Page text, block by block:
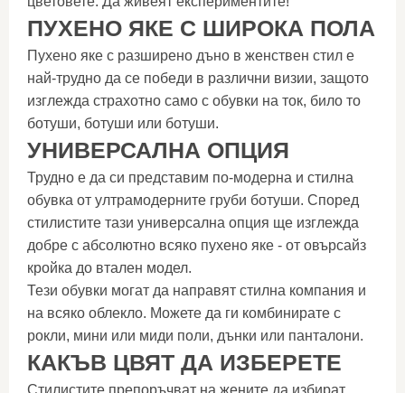
ПУХЕНО ЯКЕ С ШИРОКА ПОЛА
Пухено яке с разширено дъно в женствен стил е
най-трудно да се победи в различни визии, защото
изглежда страхотно само с обувки на ток, било то
ботуши, ботуши или ботуши.
УНИВЕРСАЛНА ОПЦИЯ
Трудно е да си представим по-модерна и стилна
обувка от ултрамодерните груби ботуши. Според
стилистите тази универсална опция ще изглежда
добре с абсолютно всяко пухено яке - от овърсайз
кройка до втален модел.
Тези обувки могат да направят стилна компания и
на всяко облекло. Можете да ги комбинирате с
рокли, мини или миди поли, дънки или панталони.
КАКЪВ ЦВЯТ ДА ИЗБЕРЕТЕ
Стилистите препоръчват на жените да избират